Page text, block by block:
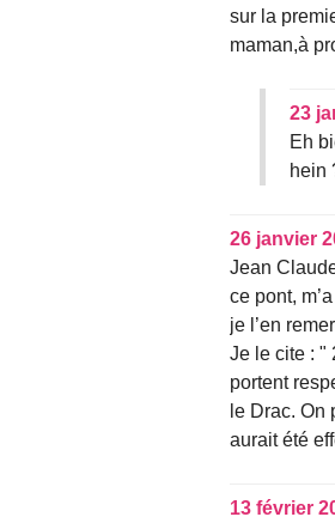
sur la
maman,à
23
Eh
hein
26 janvier
Jean
ce pont,
je l’en
Je le cite : "
portent
le Drac. On
aurait été
13 février